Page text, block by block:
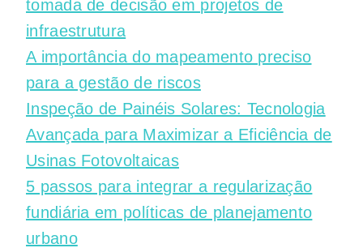
tomada de decisão em projetos de
infraestrutura
A importância do mapeamento preciso
para a gestão de riscos
Inspeção de Painéis Solares: Tecnologia
Avançada para Maximizar a Eficiência de
Usinas Fotovoltaicas
5 passos para integrar a regularização
fundiária em políticas de planejamento
urbano